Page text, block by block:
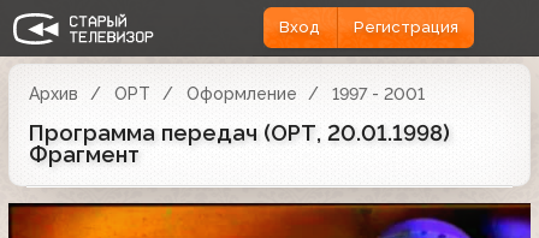
Вход Регистрация
Архив ОРТ Оформление 1997 - 2001
Программа передач (ОРТ, 20.01.1998)
Фрагмент